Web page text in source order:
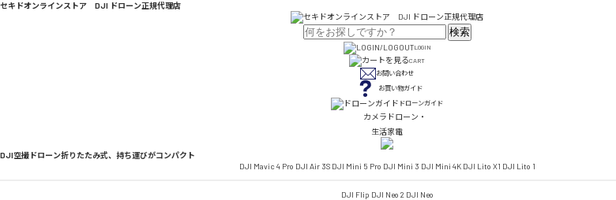
セキドオンラインストア DJI ドローン正規代理店
検索
LOGIN
CART
お問い合わせ
お買い物ガイド
ドローンガイド
カメラドローン・
生活家電
DJI空撮ドローン折りたたみ式、持ち運びがコンパクト
DJI Mavic 4 Pro DJI Air 3S DJI Mini 5 Pro DJI Mini 3 DJI Mini 4K DJI Lito X1 DJI Lito 1
DJI Flip DJI Neo 2 DJI Neo